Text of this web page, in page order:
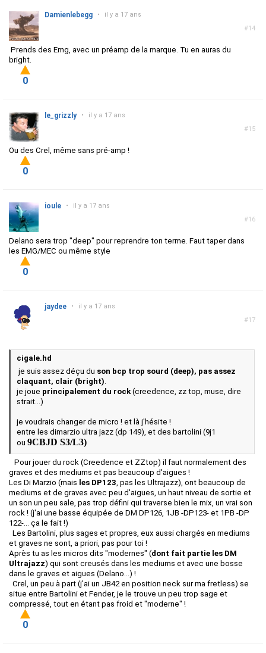
#14
Damienlebegg • il y a 17 ans
Prends des Emg, avec un préamp de la marque. Tu en auras du
bright.
0
#15
le_grizzly • il y a 17 ans
Ou des Crel, même sans pré-amp !
0
#16
ioule • il y a 17 ans
Delano sera trop "deep" pour reprendre ton terme. Faut taper dans
les EMG/MEC ou même style
0
#17
jaydee • il y a 17 ans
cigale.hd
je suis assez déçu du son bcp trop sourd (deep), pas assez
claquant, clair (bright).
je joue principalement du rock(creedence, zz top, muse, dire
strait...)
je voudrais changer de micro ! et là j'hésite !
entre les dimarzio ultra jazz (dp 149), et des bartolini (9j1
ou 9CBJD S3/L3)
Pour jouer du rock (Creedence et ZZtop) il faut normalement des
graves et des mediums et pas beaucoup d'aigues !
Les Di Marzio (mais les DP123, pas les Ultrajazz), ont beaucoup de
mediums et de graves avec peu d'aigues, un haut niveau de sortie et
un son un peu sale, pas trop défini qui traverse bien le mix, un vrai son
rock ! (j'ai une basse équipée de DM DP126, 1JB -DP123- et 1PB -DP
122-... ça le fait !)
Les Bartolini, plus sages et propres, eux aussi chargés en mediums
et graves ne sont, a priori, pas pour toi !
Après tu as les micros dits "modernes" (dont fait partie les DM
Ultrajazz) qui sont creusés dans les mediums et avec une bosse
dans le graves et aigues (Delano...) !
Crel, un peu à part (j'ai un JB42 en position neck sur ma fretless) se
situe entre Bartolini et Fender, je le trouve un peu trop sage et
compressé, tout en étant pas froid et "moderne" !
0